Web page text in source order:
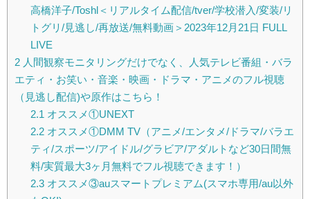
高橋洋子/Toshl＜リアルタイム配信/tver/学校潜入/変装/リ
トグリ/見逃し/再放送/無料動画＞2023年12月21日 FULL
LIVE
2 人間観察モニタリングだけでなく、人気テレビ番組・バラ
エティ・お笑い・音楽・映画・ドラマ・アニメのフル視聴
（見逃し配信)や原作はこちら！
2.1 オススメ①UNEXT
2.2オススメ①DMM TV（アニメ/エンタメ/ドラマ/バラエ
ティ/スポーツ/アイドル/グラビア/アダルトなど30日間無
料/実質最大3ヶ月無料でフル視聴できます！）
2.3オススメ③auスマートプレミアム(スマホ専用/au以外